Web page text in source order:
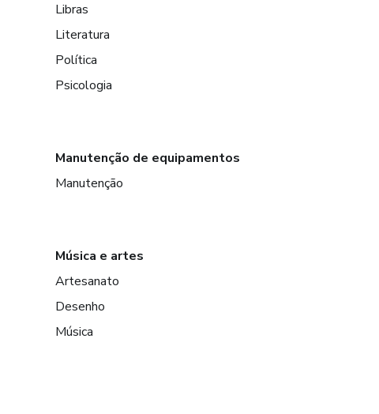
Libras
Literatura
Política
Psicologia
Manutenção de equipamentos
Manutenção
Música e artes
Artesanato
Desenho
Música